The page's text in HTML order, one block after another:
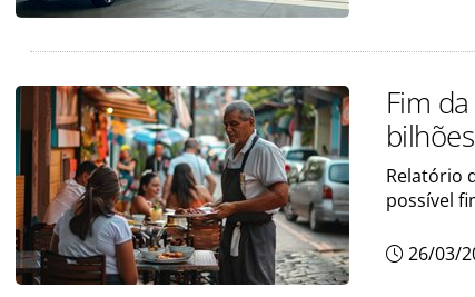
Fim
Relatório
possível
26/03/